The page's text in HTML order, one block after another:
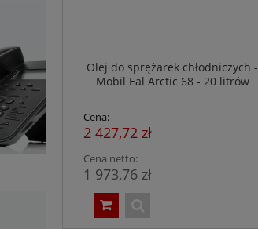
Olej do sprężarek chłodniczych -
Mobil Eal Arctic 68 - 20 litrów
Cena:
2 427,72 zł
Cena netto:
1 973,76 zł